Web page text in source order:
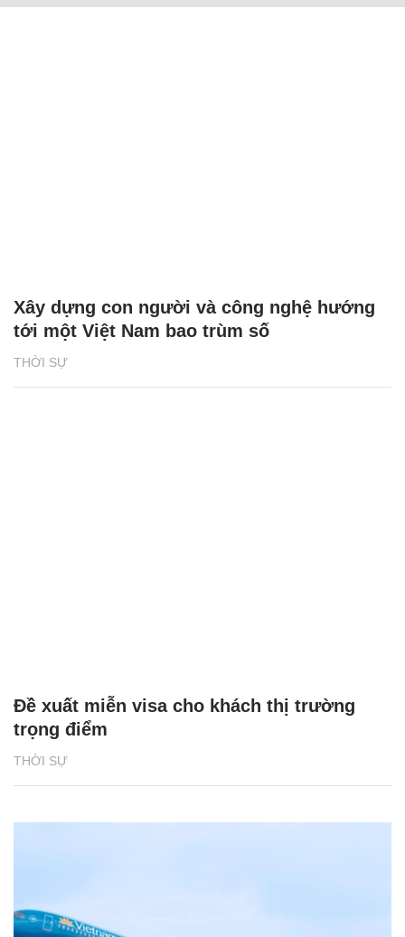
THỜI SỰ
Xây dựng con người và công nghệ hướng
tới một Việt Nam bao trùm số
THỜI SỰ
Đề xuất miễn visa cho khách thị trường
trọng điểm